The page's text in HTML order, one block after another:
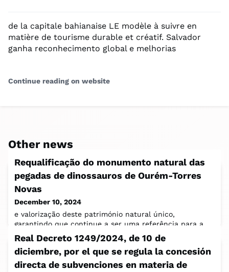
de la capitale bahianaise LE modèle à suivre en
matière de tourisme durable et créatif. Salvador
ganha reconhecimento global e melhorias
Continue reading on website
Other news
Requalificação do monumento natural das
pegadas de dinossauros de Ourém-Torres
Novas
December 10, 2024
e valorização deste património natural único,
garantindo que continue a ser uma referência para a
ciência, educação e turismo sustentável.
Real Decreto 1249/2024, de 10 de
diciembre, por el que se regula la concesión
directa de subvenciones en materia de